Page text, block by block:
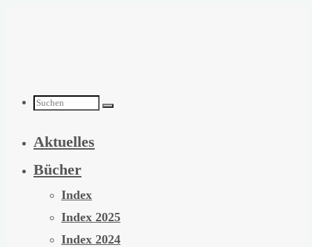
Suchen
nach:
Aktuelles
Bücher
Index
Index 2025
Index 2024